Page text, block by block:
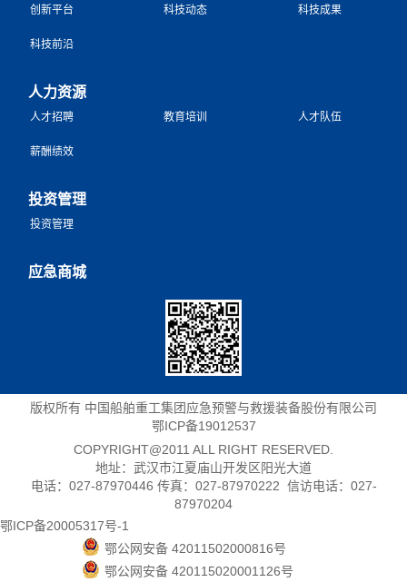
创新平台 科技动态 科技成果
科技前沿
人力资源
人才招聘 教育培训 人才队伍
薪酬绩效
投资管理
投资管理
应急商城
版权所有 中国船舶重工集团应急预警与救援装备股份有限公司
鄂ICP备19012537
COPYRIGHT@2011 ALL RIGHT RESERVED.
地址：武汉市江夏庙山开发区阳光大道
电话：027-87970446 传真：027-87970222 信访电话：027-
87970204
鄂ICP备20005317号-1
鄂公网安备 42011502000816号
鄂公网安备 420115020001126号